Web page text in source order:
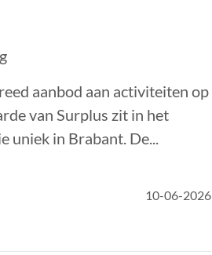
aanbod aan activiteiten op
van Surplus zit in het
uniek in Brabant. De...
10-06-2026